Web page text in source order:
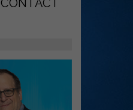
CONTACT